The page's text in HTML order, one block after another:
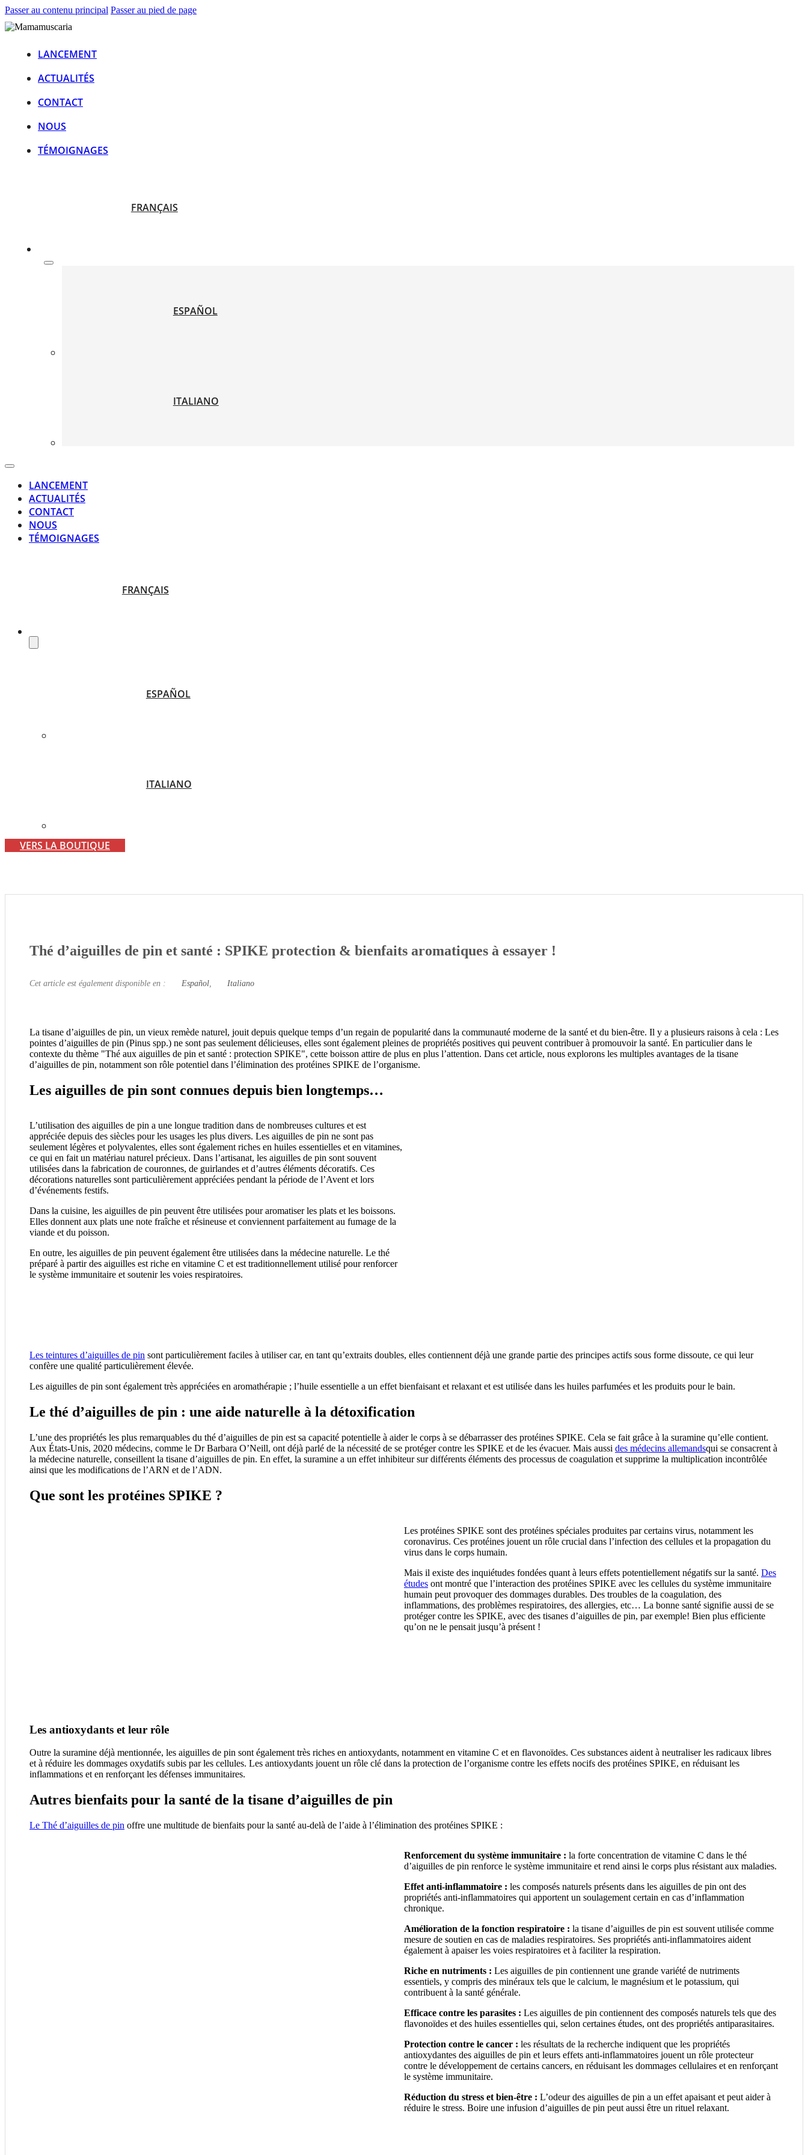
Passer au contenu principal Passer au pied de page
LANCEMENT
ACTUALITÉS
CONTACT
NOUS
TÉMOIGNAGES
FRANÇAIS
ESPAÑOL
ITALIANO
LANCEMENT
ACTUALITÉS
CONTACT
NOUS
TÉMOIGNAGES
FRANÇAIS
ESPAÑOL
ITALIANO
VERS LA BOUTIQUE
Thé d’aiguilles de pin et santé : SPIKE protection & bienfaits aromatiques à essayer !
Cet article est également disponible en : Español Italiano
La tisane d’aiguilles de pin, un vieux remède naturel, jouit depuis quelque temps d’un regain de popularité dans la communauté moderne de la santé et du bien-être. Il y a plusieurs raisons à cela : Les
pointes d’aiguilles de pin (Pinus spp.) ne sont pas seulement délicieuses, elles sont également pleines de propriétés positives qui peuvent contribuer à promouvoir la santé. En particulier dans le
contexte du thème "Thé aux aiguilles de pin et santé : protection SPIKE", cette boisson attire de plus en plus l’attention. Dans cet article, nous explorons les multiples avantages de la tisane
d’aiguilles de pin, notamment son rôle potentiel dans l’élimination des protéines SPIKE de l’organisme.
Les aiguilles de pin sont connues depuis bien longtemps…
L’utilisation des aiguilles de pin a une longue tradition dans de nombreuses cultures et est
appréciée depuis des siècles pour les usages les plus divers. Les aiguilles de pin ne sont pas
seulement légères et polyvalentes, elles sont également riches en huiles essentielles et en vitamines,
ce qui en fait un matériau naturel précieux. Dans l’artisanat, les aiguilles de pin sont souvent
utilisées dans la fabrication de couronnes, de guirlandes et d’autres éléments décoratifs. Ces
décorations naturelles sont particulièrement appréciées pendant la période de l’Avent et lors
d’événements festifs.
Dans la cuisine, les aiguilles de pin peuvent être utilisées pour aromatiser les plats et les boissons.
Elles donnent aux plats une note fraîche et résineuse et conviennent parfaitement au fumage de la
viande et du poisson.
En outre, les aiguilles de pin peuvent également être utilisées dans la médecine naturelle. Le thé
préparé à partir des aiguilles est riche en vitamine C et est traditionnellement utilisé pour renforcer
le système immunitaire et soutenir les voies respiratoires.
Les teintures d’aiguilles de pin sont particulièrement faciles à utiliser car, en tant qu’extraits doubles, elles contiennent déjà une grande partie des principes actifs sous forme dissoute, ce qui leur
confère une qualité particulièrement élevée.
Les aiguilles de pin sont également très appréciées en aromathérapie ; l’huile essentielle a un effet bienfaisant et relaxant et est utilisée dans les huiles parfumées et les produits pour le bain.
Le thé d’aiguilles de pin : une aide naturelle à la détoxification
L’une des propriétés les plus remarquables du thé d’aiguilles de pin est sa capacité potentielle à aider le corps à se débarrasser des protéines SPIKE. Cela se fait grâce à la suramine qu’elle contient.
Aux États-Unis, 2020 médecins, comme le Dr Barbara O’Neill, ont déjà parlé de la nécessité de se protéger contre les SPIKE et de les évacuer. Mais aussi des médecins allemandsqui se consacrent à
la médecine naturelle, conseillent la tisane d’aiguilles de pin. En effet, la suramine a un effet inhibiteur sur différents éléments des processus de coagulation et supprime la multiplication incontrôlée
ainsi que les modifications de l’ARN et de l’ADN.
Que sont les protéines SPIKE ?
Les protéines SPIKE sont des protéines spéciales produites par certains virus, notamment les
coronavirus. Ces protéines jouent un rôle crucial dans l’infection des cellules et la propagation du
virus dans le corps humain.
Mais il existe des inquiétudes fondées quant à leurs effets potentiellement négatifs sur la santé. Des
études ont montré que l’interaction des protéines SPIKE avec les cellules du système immunitaire
humain peut provoquer des dommages durables. Des troubles de la coagulation, des
inflammations, des problèmes respiratoires, des allergies, etc… La bonne santé signifie aussi de se
protéger contre les SPIKE, avec des tisanes d’aiguilles de pin, par exemple! Bien plus efficiente
qu’on ne le pensait jusqu’à présent !
Les antioxydants et leur rôle
Outre la suramine déjà mentionnée, les aiguilles de pin sont également très riches en antioxydants, notamment en vitamine C et en flavonoïdes. Ces substances aident à neutraliser les radicaux libres
et à réduire les dommages oxydatifs subis par les cellules. Les antioxydants jouent un rôle clé dans la protection de l’organisme contre les effets nocifs des protéines SPIKE, en réduisant les
inflammations et en renforçant les défenses immunitaires.
Autres bienfaits pour la santé de la tisane d’aiguilles de pin
Le Thé d’aiguilles de pin offre une multitude de bienfaits pour la santé au-delà de l’aide à l’élimination des protéines SPIKE :
Renforcement du système immunitaire : la forte concentration de vitamine C dans le thé
d’aiguilles de pin renforce le système immunitaire et rend ainsi le corps plus résistant aux maladies.
Effet anti-inflammatoire : les composés naturels présents dans les aiguilles de pin ont des
propriétés anti-inflammatoires qui apportent un soulagement certain en cas d’inflammation
chronique.
Amélioration de la fonction respiratoire : la tisane d’aiguilles de pin est souvent utilisée comme
mesure de soutien en cas de maladies respiratoires. Ses propriétés anti-inflammatoires aident
également à apaiser les voies respiratoires et à faciliter la respiration.
Riche en nutriments : Les aiguilles de pin contiennent une grande variété de nutriments
essentiels, y compris des minéraux tels que le calcium, le magnésium et le potassium, qui
contribuent à la santé générale.
Efficace contre les parasites : Les aiguilles de pin contiennent des composés naturels tels que des
flavonoïdes et des huiles essentielles qui, selon certaines études, ont des propriétés antiparasitaires.
Protection contre le cancer : les résultats de la recherche indiquent que les propriétés
antioxydantes des aiguilles de pin et leurs effets anti-inflammatoires jouent un rôle protecteur
contre le développement de certains cancers, en réduisant les dommages cellulaires et en renforçant
le système immunitaire.
Réduction du stress et bien-être : L’odeur des aiguilles de pin a un effet apaisant et peut aider à
réduire le stress. Boire une infusion d’aiguilles de pin peut aussi être un rituel relaxant.